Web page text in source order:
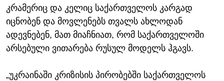
კრამერიც და კელიც საქართველოს კარგად
იცნობენ და მოვლენებს თვალს ახლოდან
ადევნებენ, მათ მიაჩნიათ, რომ საქართველოში
არსებული ვითარება რუსულ მოდელს ჰგავს.
„უკრაინაში კრიზისის პირობებში საქართველოს